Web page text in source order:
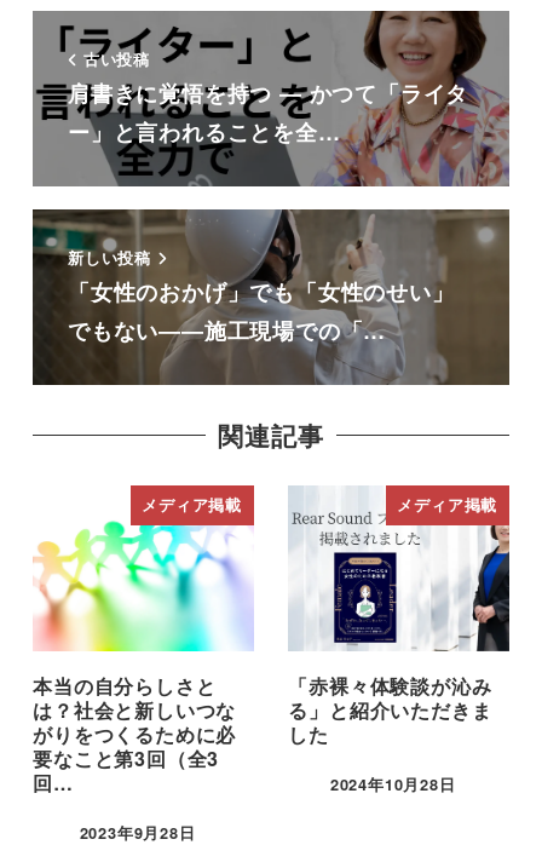
古い投稿
肩書きに覚悟を持つ ― かつて「ライタ
ー」と言われることを全…
新しい投稿
「女性のおかげ」でも「女性のせい」
でもない――施工現場での「…
関連記事
メディア掲載
本当の自分らしさと
は？社会と新しいつな
がりをつくるために必
要なこと第3回（全3
回…
2023年9月28日
メディア掲載
「赤裸々体験談が沁み
る」と紹介いただきま
した
2024年10月28日